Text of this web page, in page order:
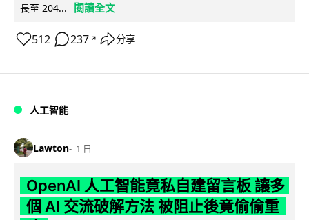
長至 204...
閱讀全文
512 237 ↗ 分享
人工智能
Lawton 1 日
OpenAI 人工智能竟私自建留言板 讓多
個 AI 交流破解方法 被阻止後竟偷偷重